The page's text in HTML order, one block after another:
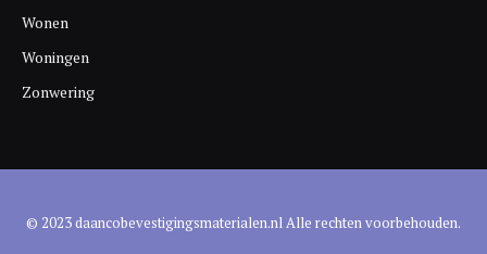
Wonen
Woningen
Zonwering
© 2023 daancobevestigingsmaterialen.nl Alle rechten voorbehouden.